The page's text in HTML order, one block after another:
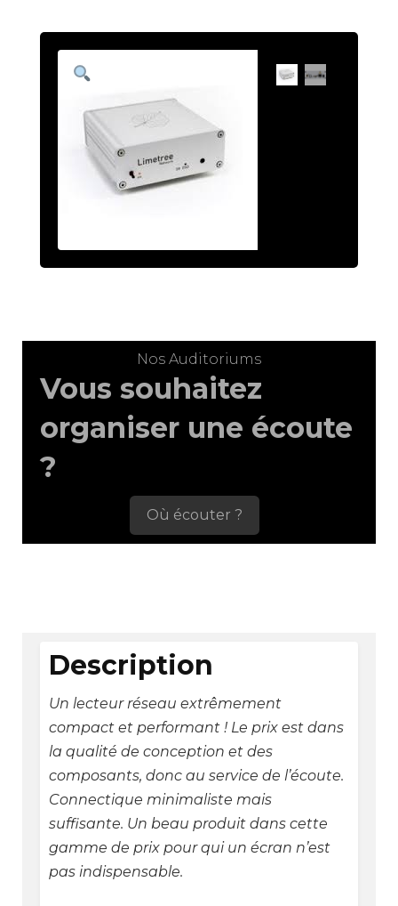
Nos Auditoriums
Vous souhaitez
organiser une écoute
?
Où écouter ?
Description
Un lecteur réseau extrêmement
compact et performant ! Le prix est dans
la qualité de conception et des
composants, donc au service de l’écoute.
Connectique minimaliste mais
suffisante. Un beau produit dans cette
gamme de prix pour qui un écran n’est
pas indispensable.